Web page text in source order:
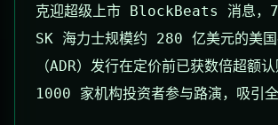
克迎超级上市 BlockBeats 消息，
SK 海力士规模约 280 亿美元的美国
（ADR）发行在定价前已获数倍超额
1000 家机构投资者参与路演，吸引